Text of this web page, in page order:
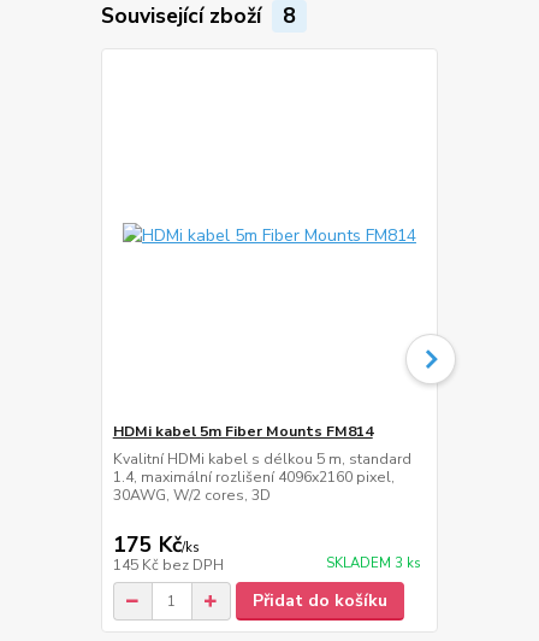
Související zboží 8
HDMi kabel 5m Fiber Mounts FM814
Kvalitní HDMi kabel s délkou 5 m, standard
1.4, maximální rozlišení 4096x2160 pixel,
30AWG, W/2 cores, 3D
175 Kč/ks
145 Kč bez DPH SKLADEM 3 ks
Přidat do košíku